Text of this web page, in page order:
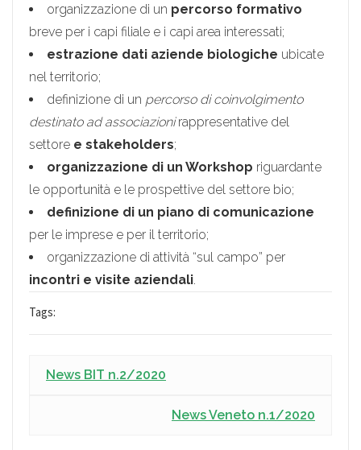
organizzazione di un percorso formativo
breve per i capi filiale e i capi area interessati;
estrazione dati aziende biologiche ubicate
nel territorio;
definizione di un percorso di coinvolgimento
destinato ad associazionirappresentative del
settore e stakeholders;
organizzazione di un Workshop riguardante
le opportunità e le prospettive del settore bio;
definizione di un piano di comunicazione
per le imprese e per il territorio;
organizzazione di attività “sul campo” per
incontri e visite aziendali.
Tags:
News BIT n.2/2020
News Veneto n.1/2020